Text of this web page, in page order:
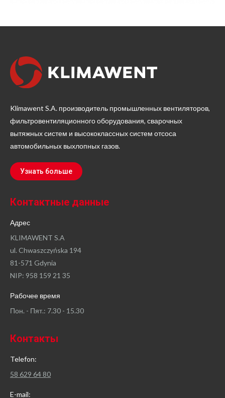
Klimawent S.A. производитель промышленных вентиляторов,
фильтровентиляционного оборудования, сварочных
вытяжных систем и высококлассных систем отсоса
автомобильных выхлопных газов.
Узнать больше
Контактные данные
Адрес
KLIMAWENT S.A
ul. Chwaszczyńska 194
81-571 Gdynia
NIP: 958 159 21 35
Рабочее время
Пон. - Пят.: 7.30 - 15.30
Контакты
Telefon:
58 629 64 80
E-mail: